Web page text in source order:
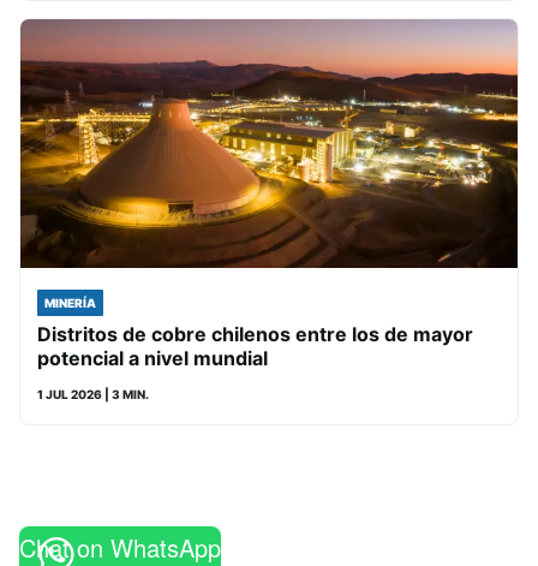
MINERÍA
Distritos de cobre chilenos entre los de mayor
potencial a nivel mundial
1 JUL 2026 | 3 MIN.
Chat on WhatsApp